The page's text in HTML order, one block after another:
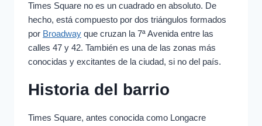
Times Square no es un cuadrado en absoluto. De
hecho, está compuesto por dos triángulos formados
por Broadway que cruzan la 7ª Avenida entre las
calles 47 y 42. También es una de las zonas más
conocidas y excitantes de la ciudad, si no del país.
Historia del barrio
Times Square, antes conocida como Longacre